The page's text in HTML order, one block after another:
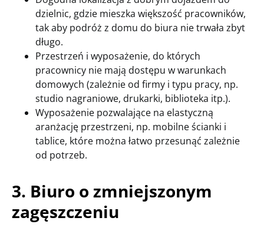
dzielnic, gdzie mieszka większość pracowników,
tak aby podróż z domu do biura nie trwała zbyt
długo.
Przestrzeń i wyposażenie, do których
pracownicy nie mają dostępu w warunkach
domowych (zależnie od firmy i typu pracy, np.
studio nagraniowe, drukarki, biblioteka itp.).
Wyposażenie pozwalające na elastyczną
aranżację przestrzeni, np. mobilne ścianki i
tablice, które można łatwo przesunąć zależnie
od potrzeb.
3. Biuro o zmniejszonym
zagęszczeniu